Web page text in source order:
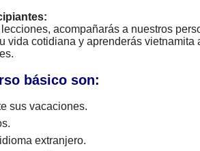
acompañarás a nuestros
vida cotidiana y aprenderás vietnamita
básico son:
sus vacaciones.
extranjero.